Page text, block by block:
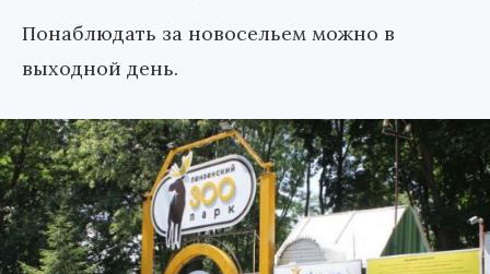
Понаблюдать за новосельем можно в
выходной день.